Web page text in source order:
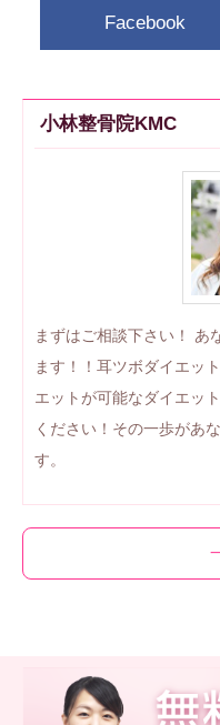
Facebook
小林整骨院KMC
まずはご相談下さい！ あ
ます！！耳ツボダイエッ
エットが可能なダイエッ
ください！その一歩があ
す。